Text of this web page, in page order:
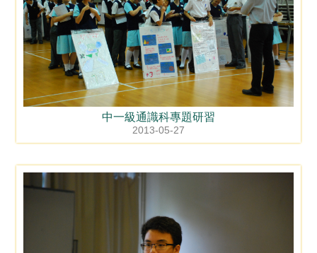
中一級通識科專題研習
2013-05-27